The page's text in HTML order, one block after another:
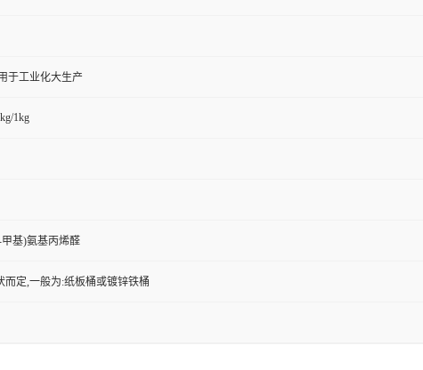
于工业化大生产
1kg
基)氨基丙烯醛
而定,一般为:纸板桶或镀锌铁桶